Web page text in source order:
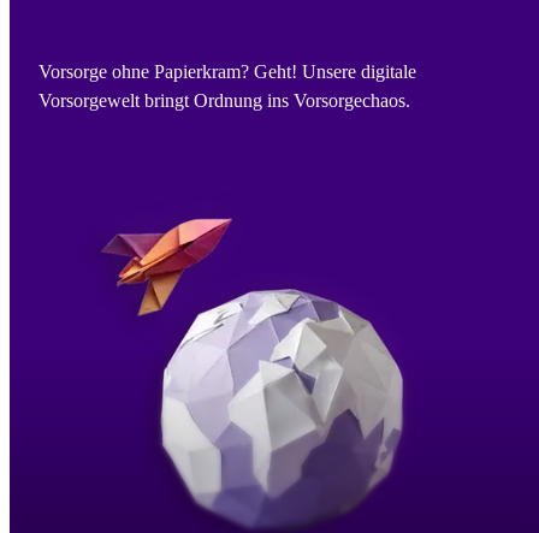
Vorsorge ohne Papierkram? Geht! Unsere digitale
Vorsorgewelt bringt Ordnung ins Vorsorgechaos.